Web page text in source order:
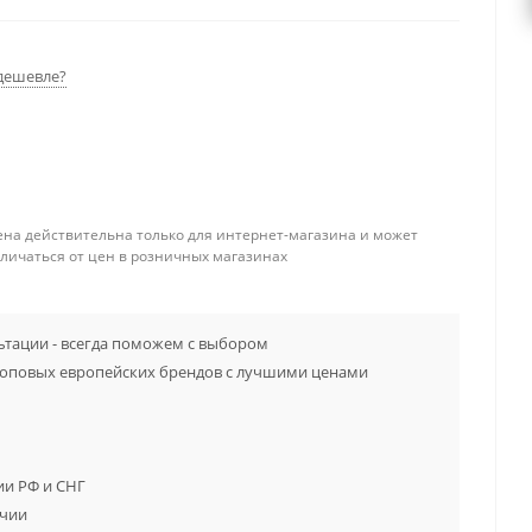
действительна только для интернет-магазина и может
от цен в розничных магазинах
- всегда поможем с выбором
европейских брендов с лучшими ценами
РФ и СНГ